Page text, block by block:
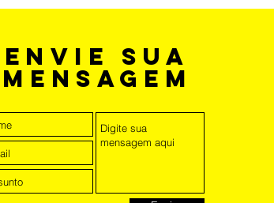
envie sua
mensagem